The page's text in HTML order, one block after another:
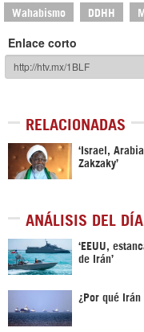
Wahabismo DDHH
Enlace corto
RELACIONADAS
‘Israel,
Zakzaky’
ANÁLISIS DEL DÍA
‘EEUU,
de Irán’
¿Por qué